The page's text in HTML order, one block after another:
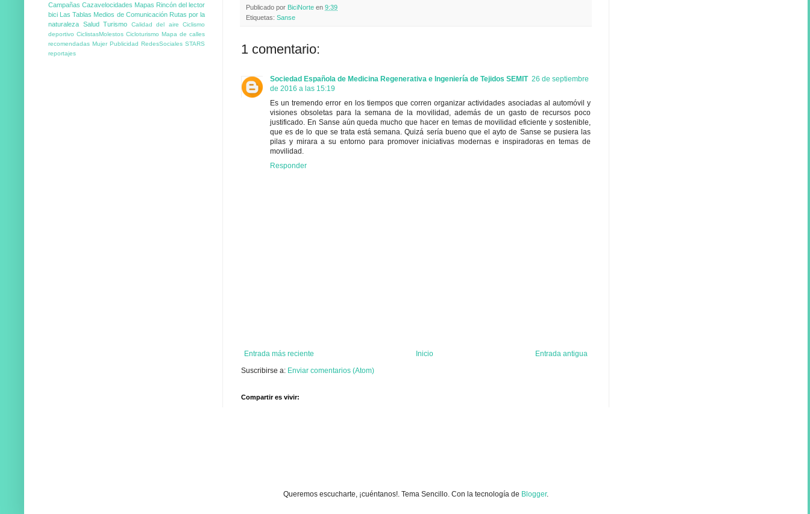
Publicado por BiciNorte en 9:39
Etiquetas: Sanse
1 comentario:
Sociedad Española de Medicina Regenerativa e Ingeniería de Tejidos SEMIT 26 de septiembre
de 2016 a las 15:19
Es un tremendo error en los tiempos que corren organizar actividades asociadas al automóvil y
visiones obsoletas para la semana de la movilidad, además de un gasto de recursos poco
justificado. En Sanse aún queda mucho que hacer en temas de movilidad eficiente y sostenible,
que es de lo que se trata está semana. Quizá sería bueno que el ayto de Sanse se pusiera las
pilas y mirara a su entorno para promover iniciativas modernas e inspiradoras en temas de
movilidad.
Responder
Entrada más reciente Entrada antigua
Inicio
Suscribirse a: Enviar comentarios (Atom)
Compartir es vivir:
Campañas Cazavelocidades Mapas Rincón del lector
bici Las Tablas Medios de Comunicación Rutas por la
naturaleza Salud Turismo Calidad del aire
Ciclismo
deportivo CiclistasMolestos Cicloturismo Mapa de calles
recomendadas Mujer Publicidad RedesSociales STARS
reportajes
Queremos escucharte, ¡cuéntanos!. Tema Sencillo. Con la tecnología de Blogger.